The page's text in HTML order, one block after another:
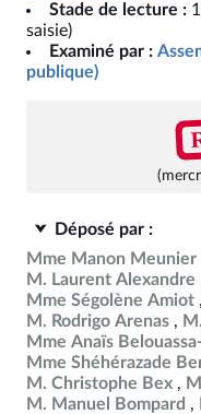
Stade de lecture :
saisie)
Examiné par :
publique)
Déposé par :
Mme Manon Meunier
M. Laurent Alexandre
Mme Ségolène Amiot
M. Rodrigo Arenas
Mme Anaïs
Mme Shéhérazade
M. Christophe Bex
M. Manuel Bompard